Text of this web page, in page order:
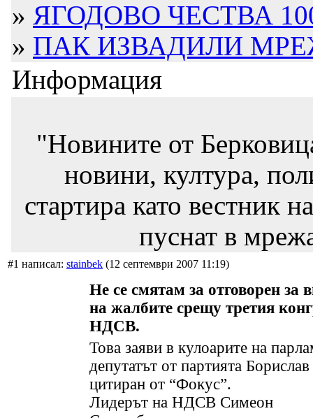
» ЯГОДОВО ЧЕСТВА
» ПАК ИЗВАДИЛИ
Информация
"Новините от
новини, култура,
стартира като вестник
пуснат в
#1 написал: stainbek (12 септември 2007 11:19)
Не се смятам за отговорен за
на жалбите срещу третия
НДСВ.
Това заяви в кулоарите на
депутатът от партията
цитиран от “Фокус”.
Лидерът на НДСВ Симеон